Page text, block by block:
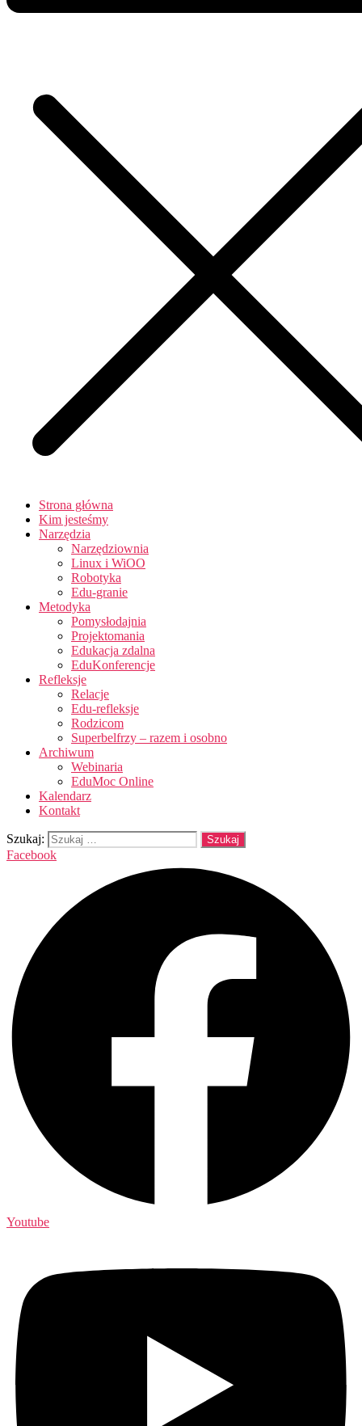
Strona główna
Kim jesteśmy
Narzędzia
Narzędziownia
Linux i WiOO
Robotyka
Edu-granie
Metodyka
Pomysłodajnia
Projektomania
Edukacja zdalna
EduKonferencje
Refleksje
Relacje
Edu-refleksje
Rodzicom
Superbelfrzy – razem i osobno
Archiwum
Webinaria
EduMoc Online
Kalendarz
Kontakt
Szukaj:
Facebook
Youtube